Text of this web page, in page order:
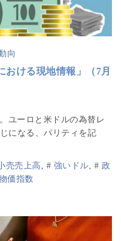
向
おける現地情報」（7月
ユーロと米ドルの為替レ
になる、パリティを記
売売上高 , # 強いドル, # 政
価指数